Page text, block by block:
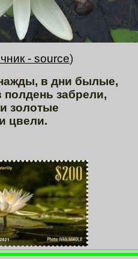
- source)
в дни былые,
забрели,
золотые
цвели.